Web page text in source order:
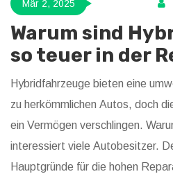
Mär 2, 2025
Warum sind
so teuer in der
Hybridfahrzeuge bieten eine
zu herkömmlichen Autos, doch
ein Vermögen verschlingen.
interessiert viele Autobesitzer.
Hauptgründe für die hohen